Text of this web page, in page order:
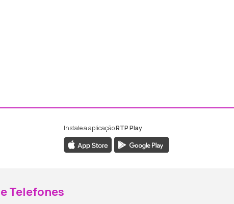
da RTP Madeira
da RTP Madeira
Instale a aplicaçãoRTP Play
Telefones